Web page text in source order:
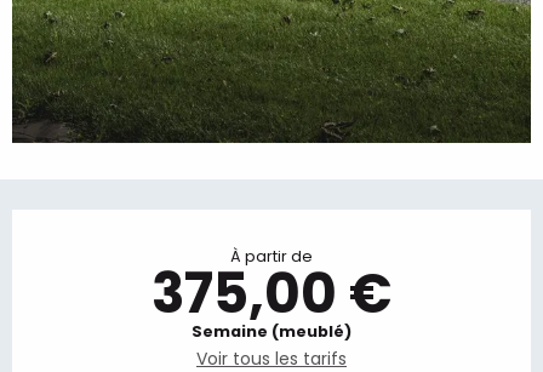
À partir de
375,00 €
Semaine (meublé)
Voir tous les tarifs